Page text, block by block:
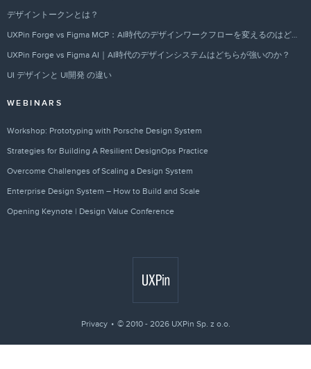
デザイントークンとは？
UXPin Forge vs Figma MCP：AI時代のデザインワークフローを変えるのはどちらか？
UXPin Forge vs Figma AI｜AI時代のデザインシステムはどちらが強いのか？
UI デザインと UI開発 の違い
WEBINARS
Workshop: Prototyping with Porsche Design System
Strategies for Building A Resilient DesignOps Practice
Overcome Challenges of Scaling a Design System
Enterprise Design System – How to Build and Scale
Opening Keynote | Design Value Conference
Privacy © 2010 - 2026 UXPin Sp. z o.o.